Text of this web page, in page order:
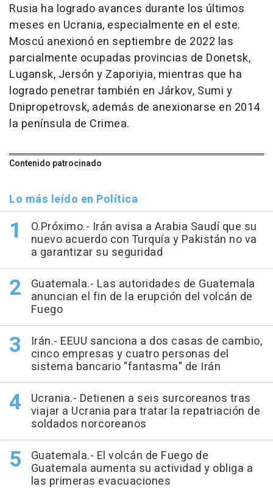
Rusia ha logrado avances durante los últimos
meses en Ucrania, especialmente en el este.
Moscú anexionó en septiembre de 2022 las
parcialmente ocupadas provincias de Donetsk,
Lugansk, Jersón y Zaporiyia, mientras que ha
logrado penetrar también en Járkov, Sumi y
Dnipropetrovsk, además de anexionarse en 2014
la península de Crimea.
Contenido patrocinado
Lo más leído en Política
O.Próximo.- Irán avisa a Arabia Saudí que su
nuevo acuerdo con Turquía y Pakistán no va
a garantizar su seguridad
Guatemala.- Las autoridades de Guatemala
anuncian el fin de la erupción del volcán de
Fuego
Irán.- EEUU sanciona a dos casas de cambio,
cinco empresas y cuatro personas del
sistema bancario "fantasma" de Irán
Ucrania.- Detienen a seis surcoreanos tras
viajar a Ucrania para tratar la repatriación de
soldados norcoreanos
Guatemala.- El volcán de Fuego de
Guatemala aumenta su actividad y obliga a
las primeras evacuaciones